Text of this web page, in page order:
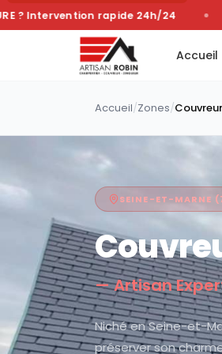
? Intervention rapide 24h/24
Accueil
Accueil/Zones/Couvreur
SEINE-ET-MARNE (
— Artisan
Niché en Seine-et-
préserver son